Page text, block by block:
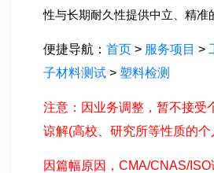
性与长期耐久性提供中立、精准
便捷导航： 首页 > 服务项目 >
子材料测试 > 塑料检测
注意：因业务调整，暂不接受
谅解(高校、研究所等性质的个
因篇幅原因，CMA/CNAS/